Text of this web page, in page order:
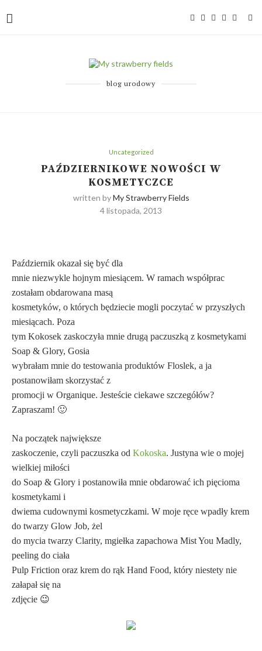
blog urodowy
Uncategorized
PAŹDZIERNIKOWE NOWOŚCI W
KOSMETYCZCE
written byMy Strawberry Fields
4 listopada, 2013
Październik okazał się być dla
mnie niezwykle hojnym miesiącem. W ramach współprac
zostałam obdarowana masą
kosmetyków, o których będziecie mogli poczytać w przyszłych
miesiącach. Poza
tym Kokosek zaskoczyła mnie drugą paczuszką z kosmetykami
Soap & Glory, Gosia
wybrałam mnie do testowania produktów Floslek, a ja
postanowiłam skorzystać z
promocji w Organique. Jesteście ciekawe szczegółów?
Zapraszam! 🙂
Na początek największe
zaskoczenie, czyli paczuszka od Kokoska. Justyna wie o mojej
wielkiej miłości
do Soap & Glory i postanowiła mnie obdarować ich pięcioma
kosmetykami i
dwiema cudownymi kosmetyczkami. W moje ręce wpadły krem
do twarzy Glow Job, żel
do mycia twarzy Clarity, mgiełka zapachowa Mist You Madly,
peeling do ciała
Pulp Friction oraz krem do rąk Hand Food, który niestety nie
załapał się na
zdjęcie 😉